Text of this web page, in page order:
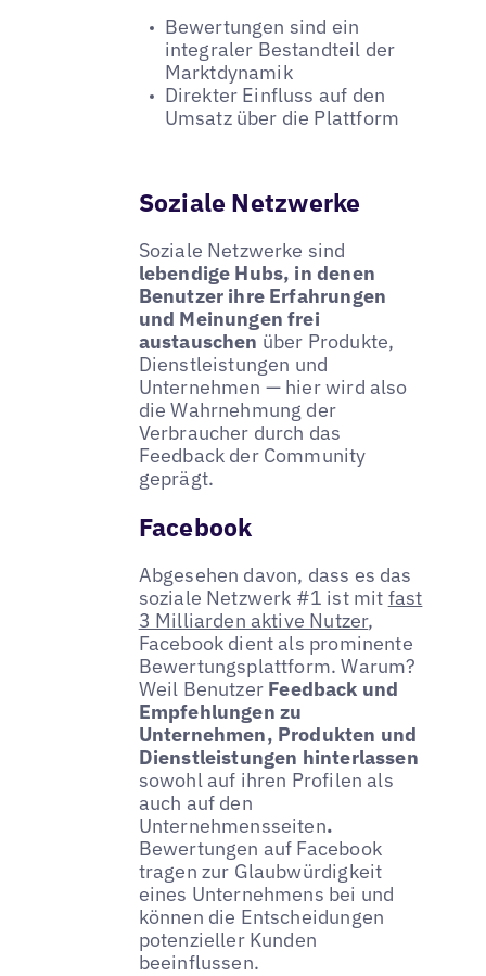
Bewertungen sind ein
integraler Bestandteil der
Marktdynamik
Direkter Einfluss auf den
Umsatz über die Plattform
Soziale Netzwerke
Soziale Netzwerke sind
lebendige Hubs, in denen
Benutzer ihre Erfahrungen
und Meinungen frei
austauschen über Produkte,
Dienstleistungen und
Unternehmen — hier wird also
die Wahrnehmung der
Verbraucher durch das
Feedback der Community
geprägt.
Facebook
Abgesehen davon, dass es das
soziale Netzwerk #1 ist mit fast
3 Milliarden aktive Nutzer,
Facebook dient als prominente
Bewertungsplattform. Warum?
Weil Benutzer Feedback und
Empfehlungen zu
Unternehmen, Produkten und
Dienstleistungen hinterlassen
sowohl auf ihren Profilen als
auch auf den
Unternehmensseiten.
Bewertungen auf Facebook
tragen zur Glaubwürdigkeit
eines Unternehmens bei und
können die Entscheidungen
potenzieller Kunden
beeinflussen.